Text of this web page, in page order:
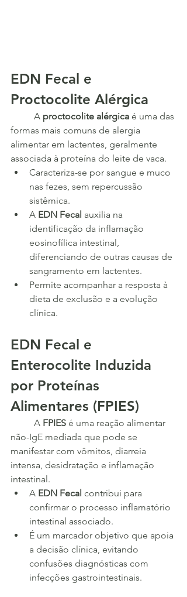
EDN Fecal e
Proctocolite Alérgica
	A
proctocolite alérgica é uma das
formas mais comuns de alergia
alimentar em lactentes, geralmente
associada à proteína do leite de vaca.
Caracteriza-se por sangue e muco
nas fezes, sem repercussão
sistêmica.
A EDN Fecal auxilia na
identificação da inflamação
eosinofílica intestinal,
diferenciando de outras causas de
sangramento em lactentes.
Permite acompanhar a resposta à
dieta de exclusão e a evolução
clínica.
EDN Fecal e
Enterocolite Induzida
por Proteínas
Alimentares (FPIES)
	A
FPIES é uma reação alimentar
não-IgE mediada que pode se
manifestar com vômitos, diarreia
intensa, desidratação e inflamação
intestinal.
A EDN Fecal contribui para
confirmar o processo inflamatório
intestinal associado.
É um marcador objetivo que apoia
a decisão clínica, evitando
confusões diagnósticas com
infecções gastrointestinais.